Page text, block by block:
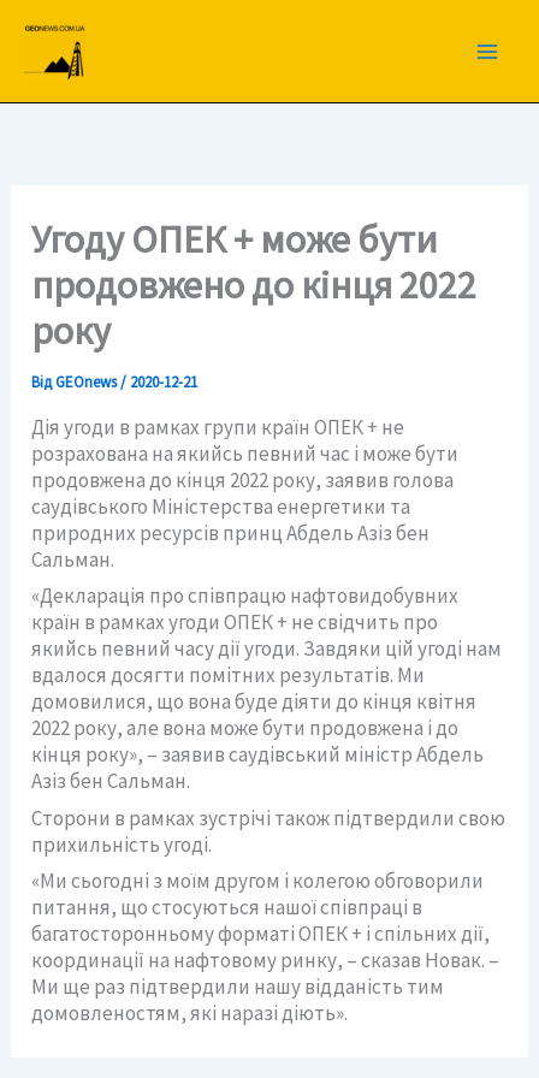
вмісту
Угоду ОПЕК + може бути
продовжено до кінця 2022
року
ВідGEOnews/ 2020-12-21
Дія угоди в рамках групи країн ОПЕК + не
розрахована на якийсь певний час і може бути
продовжена до кінця 2022 року, заявив голова
саудівського Міністерства енергетики та
природних ресурсів принц Абдель Азіз бен
Сальман.
«Декларація про співпрацю нафтовидобувних
країн в рамках угоди ОПЕК + не свідчить про
якийсь певний часу дії угоди. Завдяки цій угоді нам
вдалося досягти помітних результатів. Ми
домовилися, що вона буде діяти до кінця квітня
2022 року, але вона може бути продовжена і до
кінця року», – заявив саудівський міністр Абдель
Азіз бен Сальман.
Сторони в рамках зустрічі також підтвердили свою
прихильність угоді.
«Ми сьогодні з моїм другом і колегою обговорили
питання, що стосуються нашої співпраці в
багатосторонньому форматі ОПЕК + і спільних дії,
координації на нафтовому ринку, – сказав Новак. –
Ми ще раз підтвердили нашу відданість тим
домовленостям, які наразі діють».